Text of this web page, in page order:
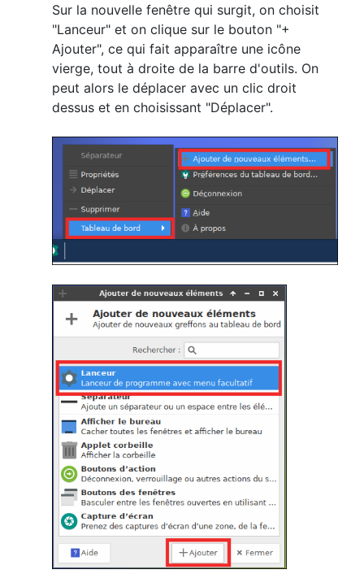
Sur la nouvelle fenêtre qui surgit, on choisit
"Lanceur" et on clique sur le bouton "+
Ajouter", ce qui fait apparaître une icône
vierge, tout à droite de la barre d'outils. On
peut alors le déplacer avec un clic droit
dessus et en choisissant "Déplacer".